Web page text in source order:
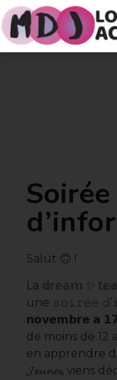
Soirée
Salut 🙃 !
La 𝕕𝕣𝕖𝕒𝕞 ✨
une 𝚜𝚘𝚒𝚛𝚎𝚎
𝗻𝗼𝘃𝗲𝗺𝗯𝗿𝗲 𝗮
de moins de 12
en apprendre
𝓙𝓮𝓾𝓷𝓮𝓼, viens